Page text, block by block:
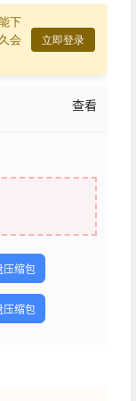
下
会
立即登录
查看
压缩包
压缩包